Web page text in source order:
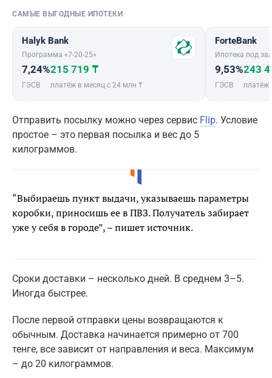
САМЫЕ ВЫГОДНЫЕ ИПОТЕКИ
Halyk Bank
Программа «7-20-25»
7,24%
ГЭСВ
215 719 ₸
платёж в месяц с 24 млн ₸
ForteBank
Ипотека под
9,53%
ГЭСВ
243
платёж
Отправить посылку можно через сервис Flip. Условие
простое – это первая посылка и вес до 5
килограммов.
“Выбираешь пункт выдачи, указываешь параметры
коробки, приносишь ее в ПВЗ. Получатель забирает
уже у себя в городе”, – пишет источник.
Сроки доставки – несколько дней. В среднем 3–5.
Иногда быстрее.
После первой отправки цены возвращаются к
обычным. Доставка начинается примерно от 700
тенге, все зависит от направления и веса. Максимум
– до 20 килограммов.